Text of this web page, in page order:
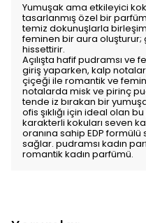
Yumuşak ama etkileyici
tasarlanmış özel bir
temiz dokunuşlarla
feminen bir aura oluşturur;
hissettirir.
Açılışta hafif pudramsı
giriş yaparken, kalp
çiçeği ile romantik ve
notalarda misk ve pirinç
tende iz bırakan bir
ofis şıklığı için ideal olan
karakterli kokuları seven
oranına sahip EDP formülü
sağlar. pudramsı kadın
romantik kadın parfümü.